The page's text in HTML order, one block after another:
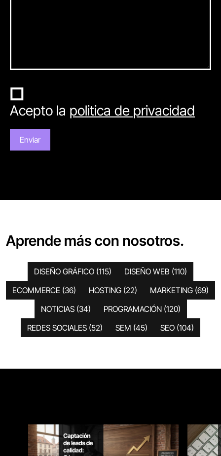
Acepto la politica de privacidad
Aprende más con nosotros.
DISEÑO GRÁFICO (115) DISEÑO WEB (110)
ECOMMERCE (36) HOSTING (22) MARKETING (69)
NOTICIAS (34) PROGRAMACIÓN (120)
REDES SOCIALES (52) SEM (45) SEO (104)